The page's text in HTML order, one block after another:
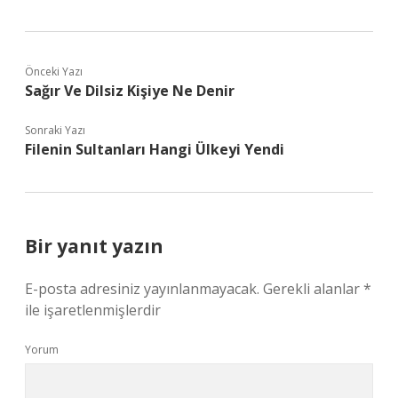
Önceki Yazı
Sağır Ve Dilsiz Kişiye Ne Denir
Sonraki Yazı
Filenin Sultanları Hangi Ülkeyi Yendi
Bir yanıt yazın
E-posta adresiniz yayınlanmayacak. Gerekli alanlar*
ile işaretlenmişlerdir
Yorum